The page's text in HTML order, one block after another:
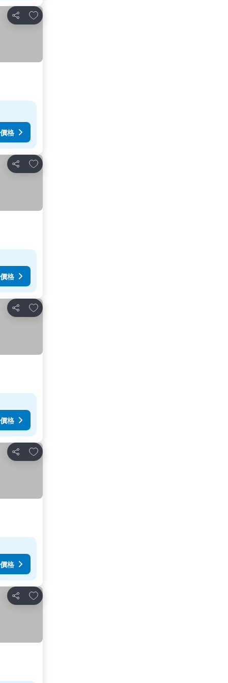
分享
加入我的最愛
格
分享
加入我的最愛
格
分享
加入我的最愛
格
分享
加入我的最愛
格
分享
加入我的最愛